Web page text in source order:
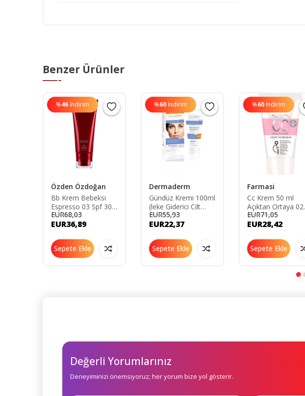
Benzer Ürünler
%46 İndirim
Özden Özdoğan
Bb Krem Bebeksi
Espresso 03 Spf 30
(50ML)
EUR68,03
EUR36,89
Sepete Ekle
%60 İndirim
Dermaderm
Gündüz Kremi 100ml
(leke Giderici Cilt
Beyazlatıcı Çil Ve
Güneş Lekelerine
EUR55,93
EUR22,37
Sepete Ekle
%60 İndirim
Farmasi
Cc Krem 50 ml
Açıktan Ortaya 02
No
EUR71,05
EUR28,42
Sepete Ekle
Değerli Yorumlarınız
Deneyiminizi önemsiyoruz; her yorum bize yol gösterir.